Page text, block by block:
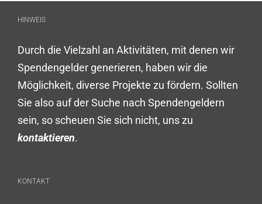
HINWEIS
Durch die Vielzahl an Aktivitäten, mit denen wir
Spendengelder generieren, haben wir die
Möglichkeit, diverse Projekte zu fördern. Sollten
Sie also auf der Suche nach Spendengeldern
sein, so scheuen Sie sich nicht, uns zu
kontaktieren.
KONTAKT